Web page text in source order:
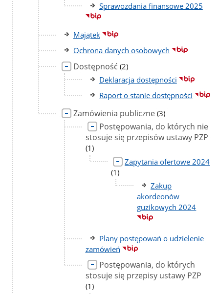
Sprawozdania finansowe 2025
Majątek
Ochrona danych osobowych
Dostępność liczba
podstron
(2)
Deklaracja dostępności
Raport o stanie dostępności
Zamówienia publiczne liczba
podstron
(3)
Postępowania, do których nie
stosuje się przepisów ustawy PZP
(1)
Zapytania ofertowe 2024
liczba
podstron
(1)
Zakup
akordeonów
guzikowych 2024
Plany postępowań o udzielenie
zamówień
Postępowania, do których
stosuje się przepisy ustawy PZP
(1)